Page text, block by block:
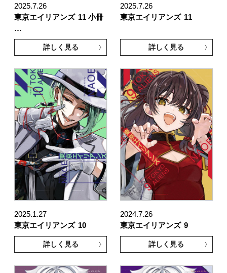
2025.7.26
東京エイリアンズ 11 小冊
…
詳しく見る
2025.7.26
東京エイリアンズ 11
詳しく見る
2025.1.27
東京エイリアンズ 10
詳しく見る
2024.7.26
東京エイリアンズ 9
詳しく見る